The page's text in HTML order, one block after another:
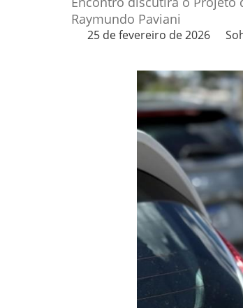
Raymundo Paviani
25 de fevereiro de 2026